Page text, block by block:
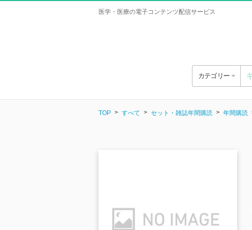
医学・医療の電子コンテンツ配信サービス
カテゴリー
TOP すべて セット・雑誌年間購読 年間購読